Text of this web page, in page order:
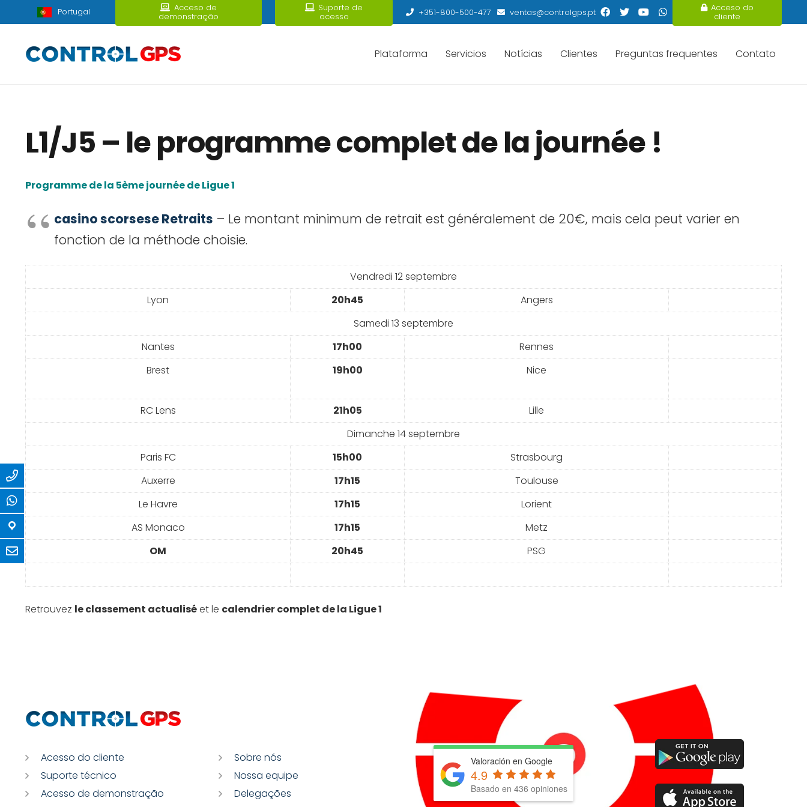
Portugal Acceso de
demonstração
Suporte de
acesso +351-800-500-477 ventas@controlgps.pt Acceso do
cliente
Plataforma Servicios Notícias Clientes Preguntas frequentes Contato
L1/J5 – le programme complet de la journée !
Programme de la 5ème journée de Ligue 1
casino scorsese Retraits – Le montant minimum de retrait est généralement de 20€, mais cela peut varier en
fonction de la méthode choisie.
Vendredi 12 septembre
Lyon
20h45
Angers
Samedi 13 septembre
Nantes
17h00
Rennes
Brest
19h00 Nice
RC Lens 21h05
Lille
Dimanche 14 septembre
Paris FC
15h00
Strasbourg
Auxerre
17h15
Toulouse
Le Havre
17h15
Lorient
AS Monaco
17h15
Metz
OM
20h45 PSG
Retrouvez le classement actualiséet le calendrier complet de la Ligue 1
Acesso do cliente
Suporte técnico
Acesso de demonstração
Sobre nós
Nossa equipe
Delegações
Valoración en Google
4.9
Basado en 436 opiniones